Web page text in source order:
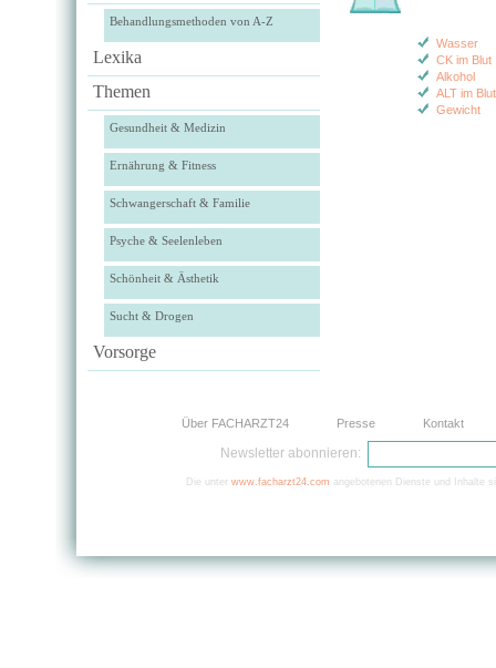
Behandlungsmethoden von A-Z
Lexika
Themen
Gesundheit & Medizin
Ernährung & Fitness
Schwangerschaft & Familie
Psyche & Seelenleben
Schönheit & Ästhetik
Sucht & Drogen
Vorsorge
Wasser
CK im Blut
Alkohol
ALT im Blut
Gewicht
Über FACHARZT24 Presse Kontakt
Newsletter abonnieren:
Die unter www.facharzt24.com angebotenen Dienste und Inhalte